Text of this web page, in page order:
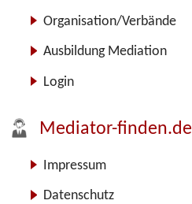
Organisation/Verbände
Ausbildung Mediation
Login
Mediator-finden.de
Impressum
Datenschutz